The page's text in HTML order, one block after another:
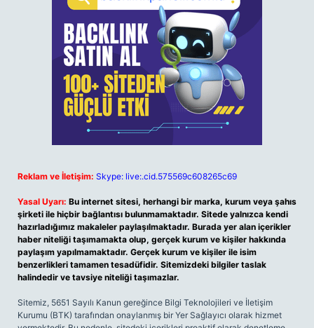
Reklam ve İletişim: Skype: live:.cid.575569c608265c69
Yasal Uyarı: Bu internet sitesi, herhangi bir marka, kurum veya şahıs
şirketi ile hiçbir bağlantısı bulunmamaktadır. Sitede yalnızca kendi
hazırladığımız makaleler paylaşılmaktadır. Burada yer alan içerikler
haber niteliği taşımamakta olup, gerçek kurum ve kişiler hakkında
paylaşım yapılmamaktadır. Gerçek kurum ve kişiler ile isim
benzerlikleri tamamen tesadüfidir. Sitemizdeki bilgiler taslak
halindedir ve tavsiye niteliği taşımazlar.
Sitemiz, 5651 Sayılı Kanun gereğince Bilgi Teknolojileri ve İletişim
Kurumu (BTK) tarafından onaylanmış bir Yer Sağlayıcı olarak hizmet